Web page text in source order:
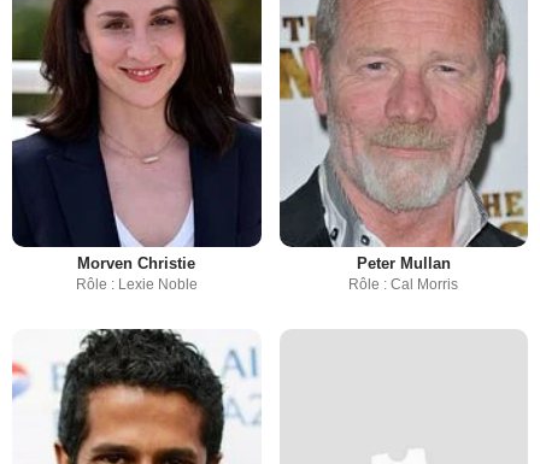
Morven Christie
Rôle : Lexie Noble
Peter Mullan
Rôle : Cal Morris